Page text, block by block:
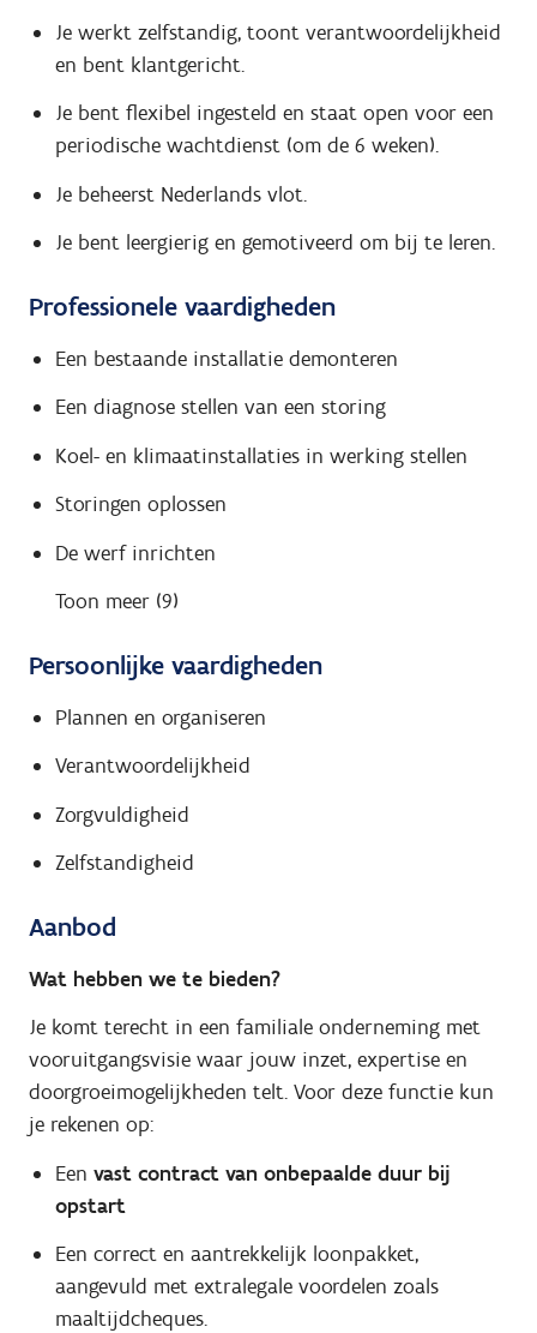
Je werkt zelfstandig, toont verantwoordelijkheid
en bent klantgericht.
Je bent flexibel ingesteld en staat open voor een
periodische wachtdienst (om de 6 weken).
Je beheerst Nederlands vlot.
Je bent leergierig en gemotiveerd om bij te leren.
Professionele vaardigheden
Een bestaande installatie demonteren
Een diagnose stellen van een storing
Koel- en klimaatinstallaties in werking stellen
Storingen oplossen
De werf inrichten
Toon meer (9)
Persoonlijke vaardigheden
Plannen en organiseren
Verantwoordelijkheid
Zorgvuldigheid
Zelfstandigheid
Aanbod
Wat hebben we te bieden?
Je komt terecht in een familiale onderneming met
vooruitgangsvisie waar jouw inzet, expertise en
doorgroeimogelijkheden telt. Voor deze functie kun
je rekenen op:
Een vast contract van onbepaalde duur bij
opstart
Een correct en aantrekkelijk loonpakket,
aangevuld met extralegale voordelen zoals
maaltijdcheques.